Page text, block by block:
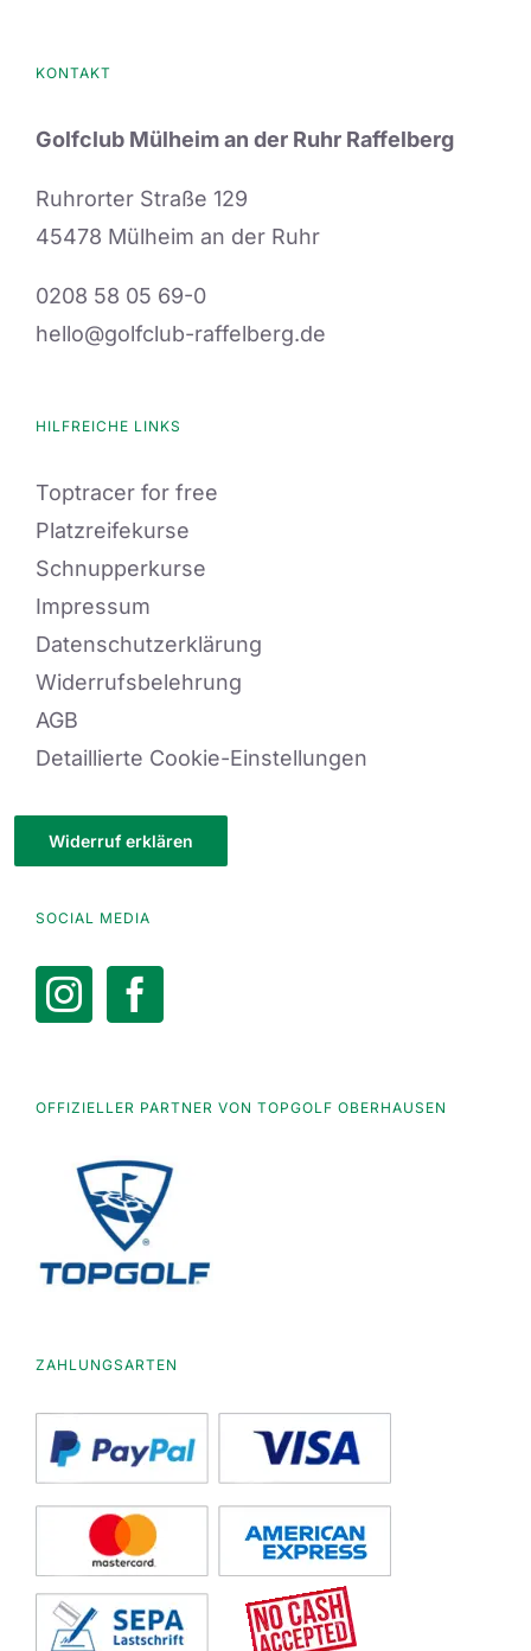
KONTAKT
Golfclub Mülheim an der Ruhr Raffelberg
Ruhrorter Straße 129
45478 Mülheim an der Ruhr
0208 58 05 69-0
hello@golfclub-raffelberg.de
HILFREICHE LINKS
Toptracer for free
Platzreifekurse
Schnupperkurse
Impressum
Datenschutzerklärung
Widerrufsbelehrung
AGB
Detaillierte Cookie-Einstellungen
Widerruf erklären
SOCIAL MEDIA
OFFIZIELLER PARTNER VON TOPGOLF OBERHAUSEN
ZAHLUNGSARTEN